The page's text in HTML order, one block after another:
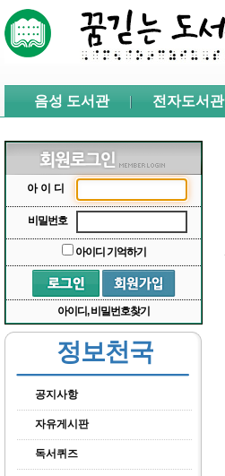
주메뉴 바로가기
서브메뉴 바로가기
음성 도서관 전자도서관
아이디
비밀번호
아이디 기억하기
아이디, 비밀번호찾기
정보천국
공지사항
자유게시판
독서퀴즈